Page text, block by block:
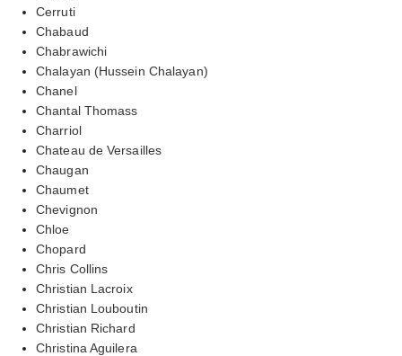
Cerruti
Chabaud
Chabrawichi
Chalayan (Hussein Chalayan)
Chanel
Chantal Thomass
Charriol
Chateau de Versailles
Chaugan
Chaumet
Chevignon
Chloe
Chopard
Chris Collins
Christian Lacroix
Christian Louboutin
Christian Richard
Christina Aguilera